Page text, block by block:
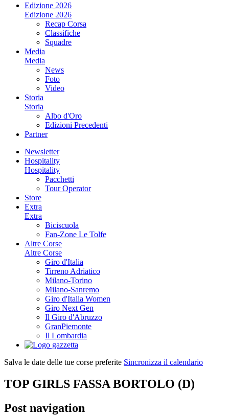
Edizione 2026
Edizione 2026
Recap Corsa
Classifiche
Squadre
Media
Media
News
Foto
Video
Storia
Storia
Albo d'Oro
Edizioni Precedenti
Partner
Newsletter
Hospitality
Hospitality
Pacchetti
Tour Operator
Store
Extra
Extra
Biciscuola
Fan-Zone Le Tolfe
Altre Corse
Altre Corse
Giro d'Italia
Tirreno Adriatico
Milano-Torino
Milano-Sanremo
Giro d'Italia Women
Giro Next Gen
Il Giro d'Abruzzo
GranPiemonte
Il Lombardia
Salva le date delle tue corse preferite Sincronizza il calendario
TOP GIRLS FASSA BORTOLO (D)
Post navigation